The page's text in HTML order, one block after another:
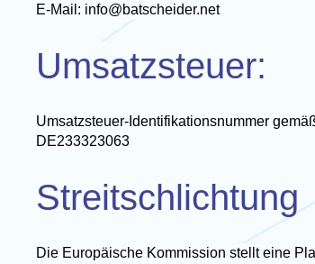
E-Mail: info@batscheider.net
Umsatzsteuer:
Umsatzsteuer-Identifikationsnummer
DE233323063
Streitschlichtung
Die Europäische Kommission stellt eine